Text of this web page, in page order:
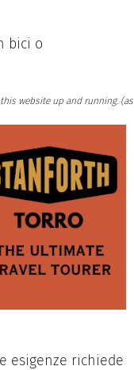
bici o
website up and running. (as
esigenze richiede